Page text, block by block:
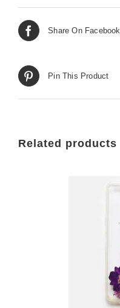
Share On Facebook
Pin This Product
Related products